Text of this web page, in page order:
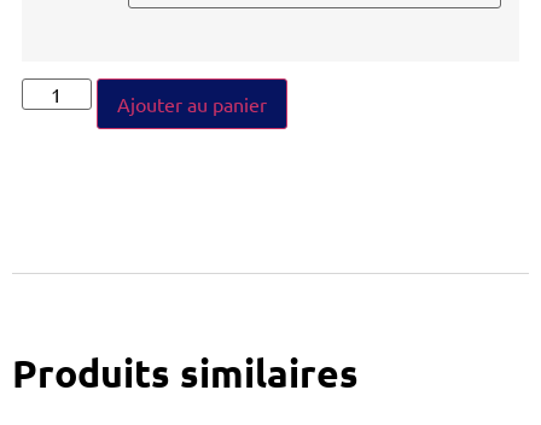
Ajouter au panier
Produits similaires